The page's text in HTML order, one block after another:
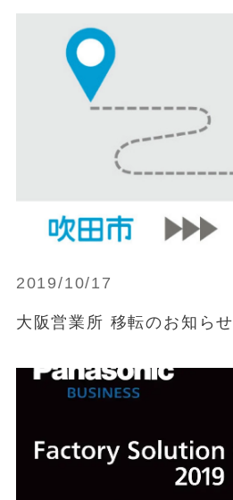
2019/10/17
大阪営業所 移転のお知らせ